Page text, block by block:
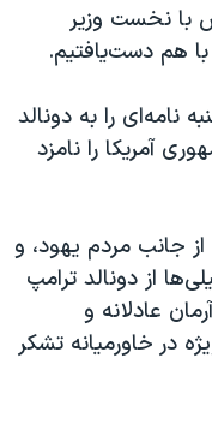
با نخست وزیر
هم دست‌یافتیم.
نامه‌ای را به دونالد
آمریکا را نامزد
جانب مردم یهود، و
از دونالد ترامپ
عادلانه و
در خاورمیانه تشکر